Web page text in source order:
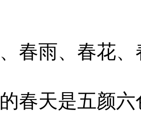
雨、春花、
天是五颜六